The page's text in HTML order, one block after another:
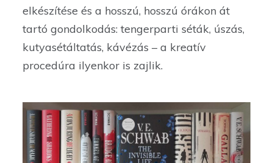
elkészítése és a hosszú, hosszú órákon át
tartó gondolkodás: tengerparti séták, úszás,
kutyasétáltatás, kávézás – a kreatív
procedúra ilyenkor is zajlik.